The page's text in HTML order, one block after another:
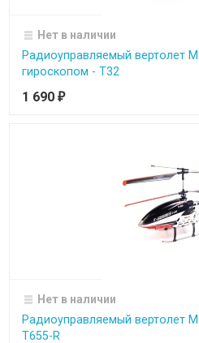
Нет в наличии
Радиоуправляемый вертолет
гироскопом - T32
1 690 ₽
Нет в наличии
Радиоуправляемый вертолет
T655-R